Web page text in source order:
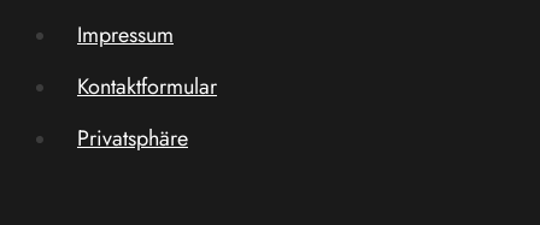
Impressum
Kontaktformular
Privatsphäre